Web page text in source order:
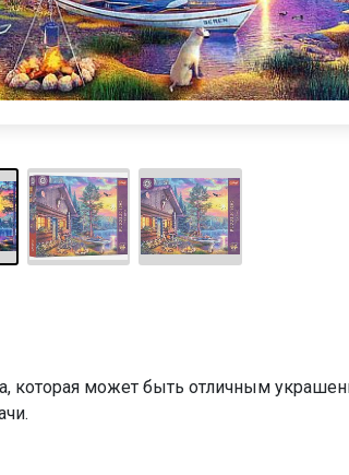
которая может быть отличным